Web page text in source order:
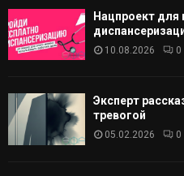
Нацпроект для
10.08.2026 0
Эксперт
тревогой
05.02.2026 0